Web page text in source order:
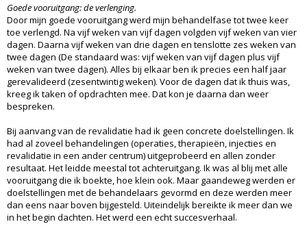
Goede vooruitgang: de verlenging.
Door mijn goede vooruitgang werd mijn behandelfase tot twee keer
toe verlengd. Na vijf weken van vijf dagen volgden vijf weken van vier
dagen. Daarna vijf weken van drie dagen en tenslotte zes weken van
twee dagen (De standaard was: vijf weken van vijf dagen plus vijf
weken van twee dagen). Alles bij elkaar ben ik precies een half jaar
gerevalideerd (zesentwintig weken). Voor de dagen dat ik thuis was,
kreeg ik taken of opdrachten mee. Dat kon je daarna dan weer
bespreken.
Bij aanvang van de revalidatie had ik geen concrete doelstellingen. Ik
had al zoveel behandelingen (operaties, therapieën, injecties en
revalidatie in een ander centrum) uitgeprobeerd en allen zonder
resultaat. Het leidde meestal tot achteruitgang. Ik was al blij met alle
vooruitgang die ik boekte, hoe klein ook. Maar gaandeweg werden er
doelstellingen met de behandelaars gevormd en deze werden meer
dan eens naar boven bijgesteld. Uiteindelijk bereikte ik meer dan we
in het begin dachten. Het werd een echt succesverhaal.